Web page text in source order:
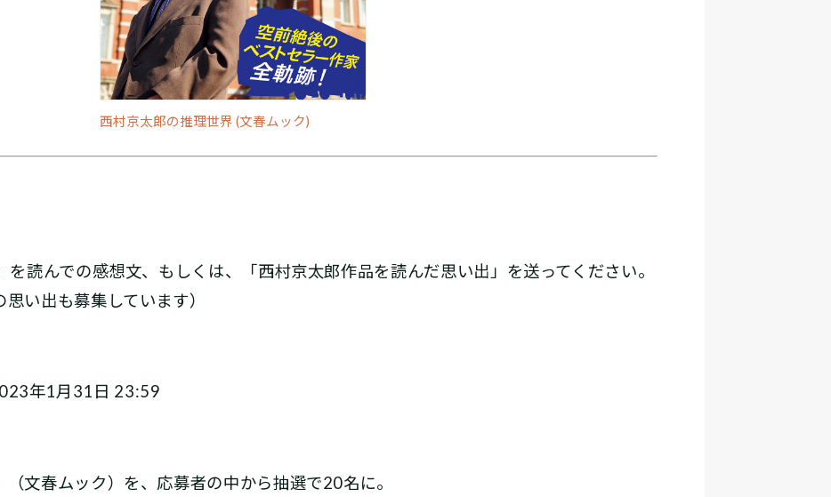
西村京太郎の推理世界 (文春ムック)
を読んでの感想文、もしくは、「西村京太郎作品を読んだ思い出」を送ってください。
い出も募集しています）
年1月31日 23:59
（文春ムック）を、応募者の中から抽選で20名に。